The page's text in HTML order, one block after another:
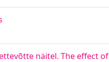
näitel. The effect of